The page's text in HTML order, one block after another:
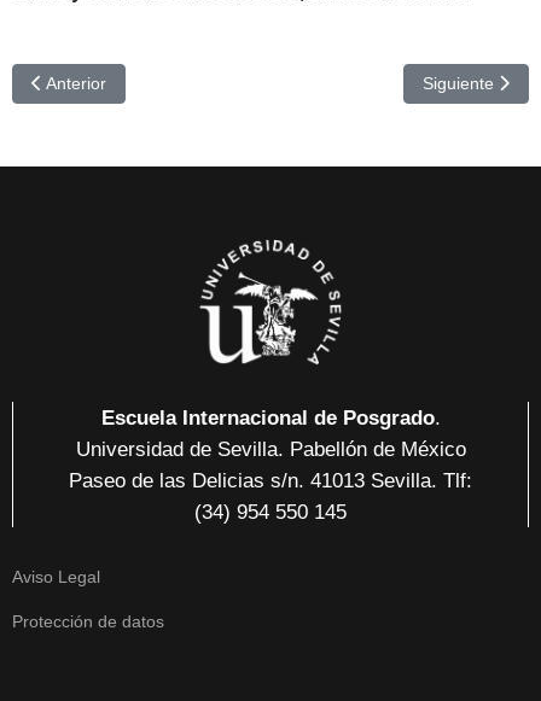
Artículo anterior: Becas de Colaboración en Departamentos
Anterior Artículo
Siguiente
Escuela Internacional de Posgrado.
Universidad de Sevilla. Pabellón de México
Paseo de las Delicias s/n. 41013 Sevilla. Tlf:
(34) 954 550 145
Aviso Legal
Protección de datos